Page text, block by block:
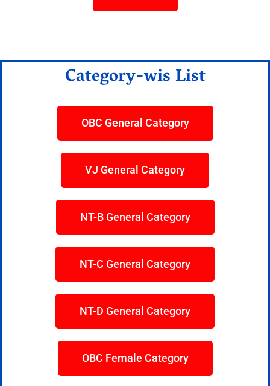
Category-wis List
OBC General Category
VJ General Category
NT-B General Category
NT-C General Category
NT-D General Category
OBC Female Category